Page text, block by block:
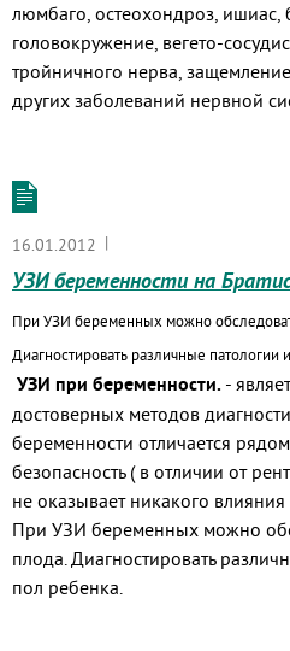
люмбаго, остеохондроз, ишиас,
головокружение, вегето-
тройничного нерва,
других заболеваний нервной
16.01.2012 |
УЗИ беременности на
При УЗИ беременных можно
Диагностировать различные патологии
УЗИ при беременности. -
достоверных методов
беременности отличается
безопасность ( в отличии от
не оказывает никакого
При УЗИ беременных можно
плода. Диагностировать
пол ребенка.